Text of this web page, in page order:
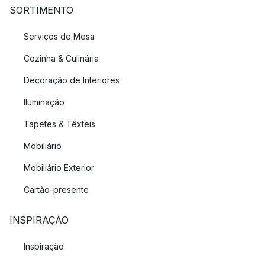
SORTIMENTO
Serviços de Mesa
Cozinha & Culinária
Decoração de Interiores
Iluminação
Tapetes & Têxteis
Mobiliário
Mobiliário Exterior
Cartão-presente
INSPIRAÇÃO
Inspiração